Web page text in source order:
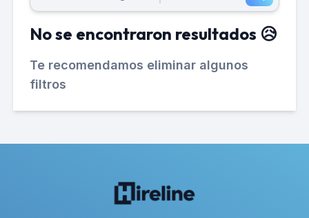
No se encontraron resultados 😥
Te recomendamos eliminar algunos
filtros